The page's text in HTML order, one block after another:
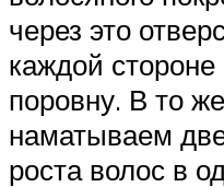
через это
каждой
поровну. В то
наматываем
роста волос в